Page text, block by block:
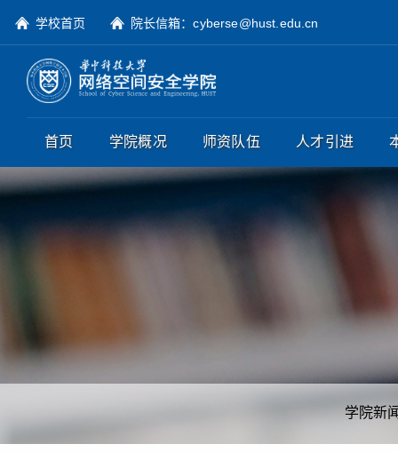
学校首页 院长信箱：cyberse@hust.edu.cn
首页 学院概况 师资队伍 人才引进
学院新